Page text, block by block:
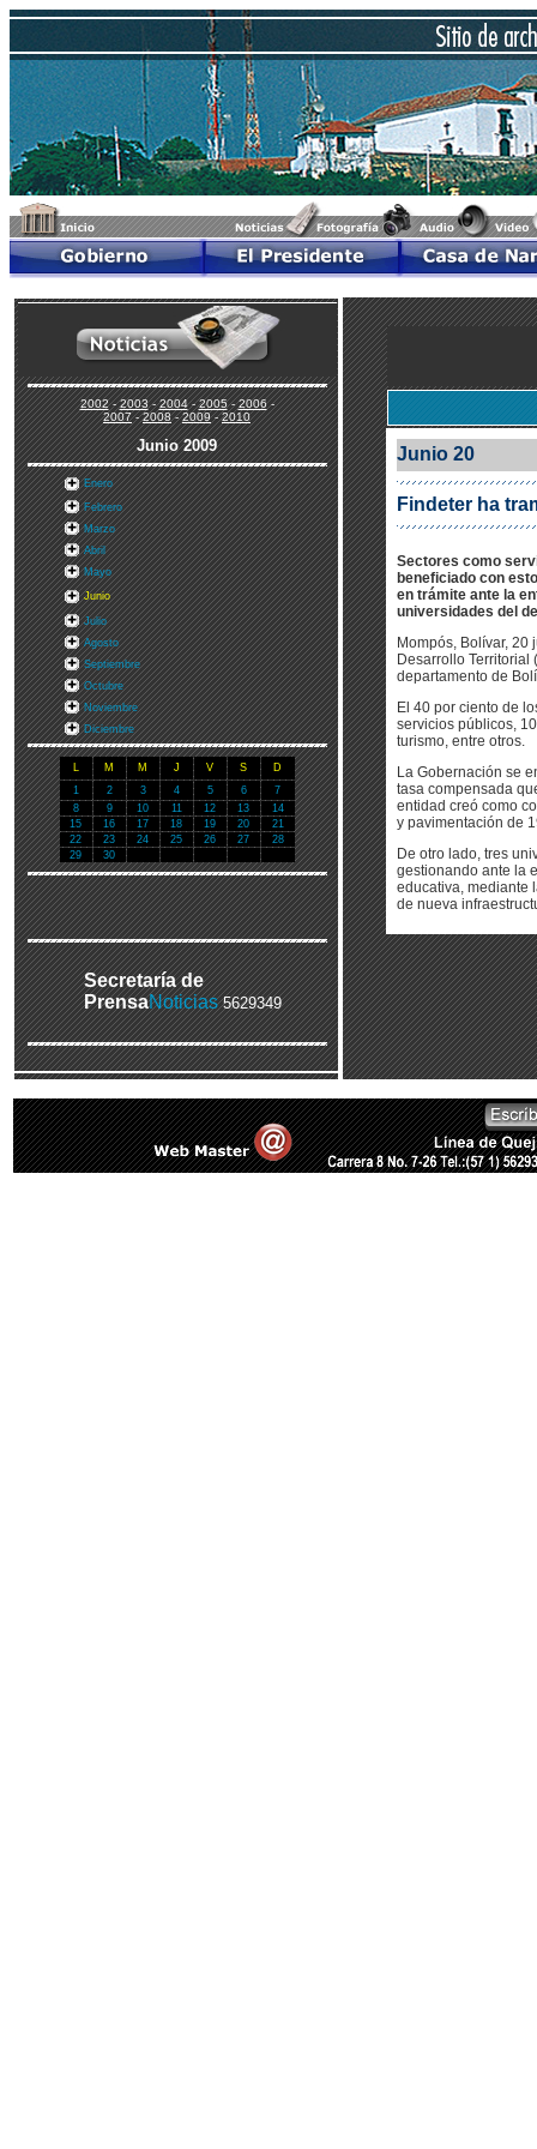
2002-2003-2004-2005-2006-
2007-2008-2009-2010
Junio 2009
Enero
Febrero
Marzo
Abril
Mayo
Junio
Julio
Agosto
Septiembre
Octubre
Noviembre
Diciembre
L M M J V S
D
1
2 3 4 5 6
7
8
9 10 11 12 13
14
15
16 17 18 19 20
21
22
23 24 25 26 27
28
29
30
Secretaría de
PrensaNoticias 5629349
Junio 20
Findeter ha
Sectores como
beneficiado con
en trámite ante la
universidades del
Mompós, Bolívar,
Desarrollo
departamento de
El 40 por ciento de
servicios públicos,
turismo, entre otros.
La Gobernación se
tasa compensada
entidad creó como
y pavimentación de
De otro lado, tres
gestionando ante la
educativa, mediante
de nueva